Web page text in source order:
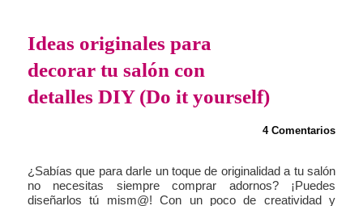
Ideas originales para
decorar tu salón con
detalles DIY (Do it yourself)
4 Comentarios
¿Sabías que para darle un toque de originalidad a tu salón
no necesitas siempre comprar adornos? ¡Puedes
diseñarlos tú mism@! Con un poco de creatividad y